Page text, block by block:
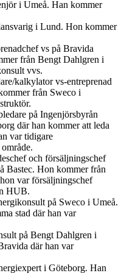
i Umeå. Han kommer
i Lund. Hon kommer
vs på Bravida
från Bengt Dahlgren i
vvs.
kalkylator vs-entreprenad
från Sweco i
på Ingenjörsbyrån
där han kommer att leda
var tidigare
och försäljningschef
Bastec. Hon kommer från
var försäljningschef
HUB.
på Sweco i Umeå.
stad där han var
på Bengt Dahlgren i
där han var
i Göteborg. Han